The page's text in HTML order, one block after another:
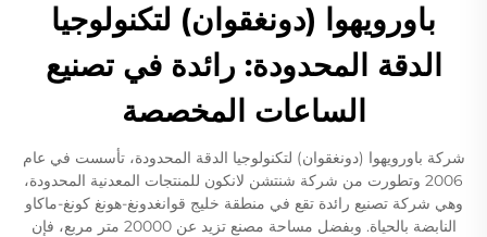
باورويهوا (دونغقوان) لتكنولوجيا
الدقة المحدودة: رائدة في تصنيع
الساعات المخصصة
شركة باورويهوا (دونغقوان) لتكنولوجيا الدقة المحدودة، تأسست في عام
2006 وتطورت من شركة شنتشن لانكون للمنتجات المعدنية المحدودة،
وهي شركة تصنيع رائدة تقع في منطقة خليج قوانغدونغ-هونغ كونغ-ماكاو
النابضة بالحياة. وبفضل مساحة مصنع تزيد عن 20000 متر مربع، فإن